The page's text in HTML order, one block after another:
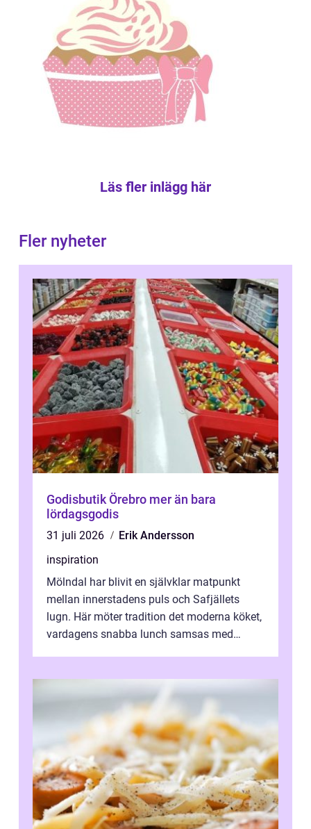
Läs fler inlägg här
Fler nyheter
Godisbutik Örebro mer än bara
lördagsgodis
31 juli 2026
Erik Andersson
inspiration
Mölndal har blivit en självklar matpunkt
mellan innerstadens puls och Safjällets
lugn. Här möter tradition det moderna köket,
vardagens snabba lunch samsas med